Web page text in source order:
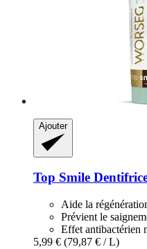
Ajouter
Top Smile
Aide la
Prévient le
Effet antibactérien
5,99 € (79,87 € / L)